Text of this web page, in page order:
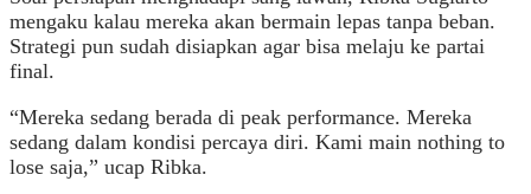
mengaku kalau mereka akan bermain lepas tanpa beban.
Strategi pun sudah disiapkan agar bisa melaju ke partai
final.
“Mereka sedang berada di peak performance. Mereka
sedang dalam kondisi percaya diri. Kami main nothing to
lose saja,” ucap Ribka.